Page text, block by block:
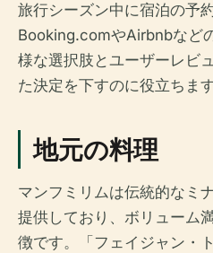
旅行シーズン中に宿泊の予
Booking.comやAirbnbなど
様な選択肢とユーザーレビ
た決定を下すのに役立ちます
地元の料理
マンフミリムは伝統的なミ
提供しており、ボリューム
徴です。「フェイジャン・